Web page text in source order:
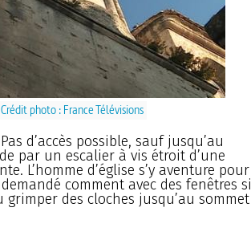
photo : France Télévisions
d’accès possible, sauf jusqu’au
par un escalier à vis étroit d’une
L’homme d’église s’y aventure pour
comment avec des fenêtres si
des cloches jusqu’au sommet